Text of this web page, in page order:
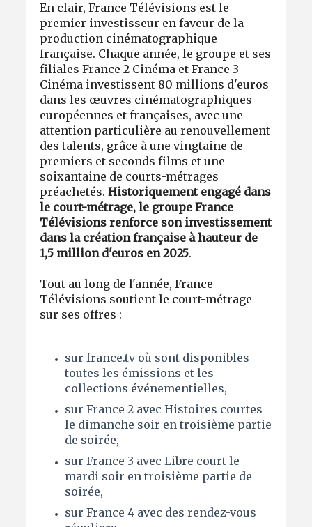
En clair, France Télévisions est le
premier investisseur en faveur de la
production cinématographique
française. Chaque année, le groupe et ses
filiales France 2 Cinéma et France 3
Cinéma investissent 80 millions d'euros
dans les œuvres cinématographiques
européennes et françaises, avec une
attention particulière au renouvellement
des talents, grâce à une vingtaine de
premiers et seconds films et une
soixantaine de courts-métrages
préachetés.Historiquement engagé dans
le court-métrage, le groupe France
Télévisions renforce son investissement
dans la création française à hauteur de
1,5 million d'euros en 2025.
Tout au long de l'année, France
Télévisions soutient le court-métrage
sur ses offres :
sur france.tv où sont disponibles
toutes les émissions et les
collections événementielles,
sur France 2 avec Histoires courtes
le dimanche soir en troisième partie
de soirée,
sur France 3 avec Libre court le
mardi soir en troisième partie de
soirée,
sur France 4 avec des rendez-vous